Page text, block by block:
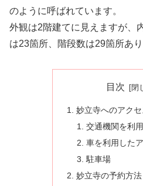
のように呼ばれています。
外観は2階建てに見えますが、
は23箇所、階段数は29箇所あり
目次
妙立寺へのアクセ
交通機関を利
車を利用した
駐車場
妙立寺の予約方